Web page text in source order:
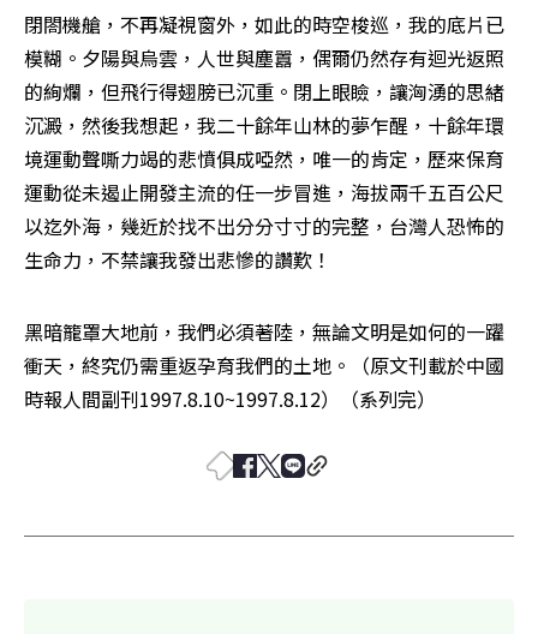
閉閤機艙，不再凝視窗外，如此的時空梭巡，我的底片已
模糊。夕陽與烏雲，人世與塵囂，偶爾仍然存有迴光返照
的絢爛，但飛行得翅膀已沉重。閉上眼瞼，讓洶湧的思緒
沉澱，然後我想起，我二十餘年山林的夢乍醒，十餘年環
境運動聲嘶力竭的悲憤俱成啞然，唯一的肯定，歷來保育
運動從未遏止開發主流的任一步冒進，海拔兩千五百公尺
以迄外海，幾近於找不出分分寸寸的完整，台灣人恐怖的
生命力，不禁讓我發出悲慘的讚歎！
黑暗籠罩大地前，我們必須著陸，無論文明是如何的一躍
衝天，終究仍需重返孕育我們的土地。（原文刊載於中國
時報人間副刊1997.8.10~1997.8.12）（系列完）